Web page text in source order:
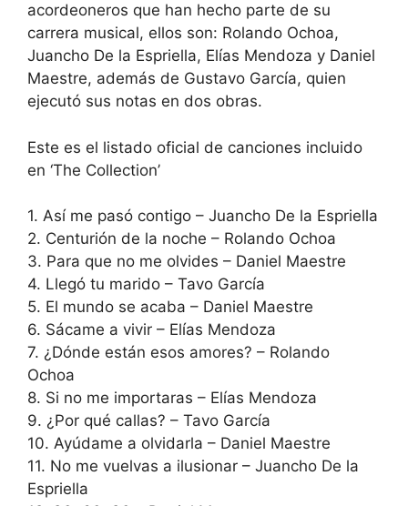
acordeoneros que han hecho parte de su
carrera musical, ellos son: Rolando Ochoa,
Juancho De la Espriella, Elías Mendoza y Daniel
Maestre, además de Gustavo García, quien
ejecutó sus notas en dos obras.
Este es el listado oficial de canciones incluido
en ‘The Collection’
1. Así me pasó contigo – Juancho De la Espriella
2. Centurión de la noche – Rolando Ochoa
3. Para que no me olvides – Daniel Maestre
4. Llegó tu marido – Tavo García
5. El mundo se acaba – Daniel Maestre
6. Sácame a vivir – Elías Mendoza
7. ¿Dónde están esos amores? – Rolando
Ochoa
8. Si no me importaras – Elías Mendoza
9. ¿Por qué callas? – Tavo García
10. Ayúdame a olvidarla – Daniel Maestre
11. No me vuelvas a ilusionar – Juancho De la
Espriella